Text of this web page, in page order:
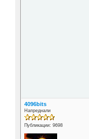
4096bits
Напреднали
Публикации: 9698